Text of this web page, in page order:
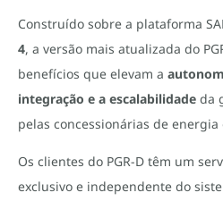
Construído sobre a plataforma
4, a versão mais atualizada do
benefícios que elevam a
integração e a escalabilidade da
pelas concessionárias de energia
Os clientes do PGR-D têm um
exclusivo e independente do